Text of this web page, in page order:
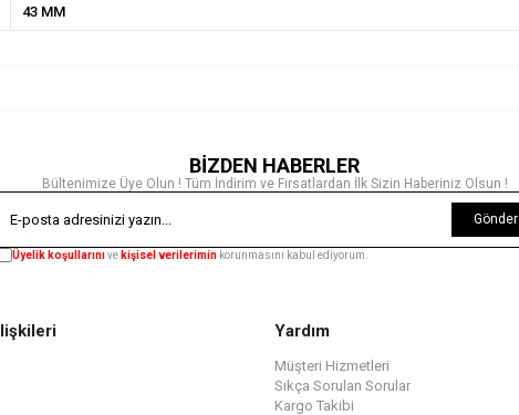
43 MM
BİZDEN HABERLER
Bültenimize Üye Olun ! Tüm İndirim ve Fırsatlardan İlk Sizin Haberiniz Olsun !
Gönder
Üyelik koşullarınıve kişisel verilerimin korunmasını kabul ediyorum.
Yardım
Müşteri Hizmetleri
Sıkça Sorulan Sorular
Kargo Takibi